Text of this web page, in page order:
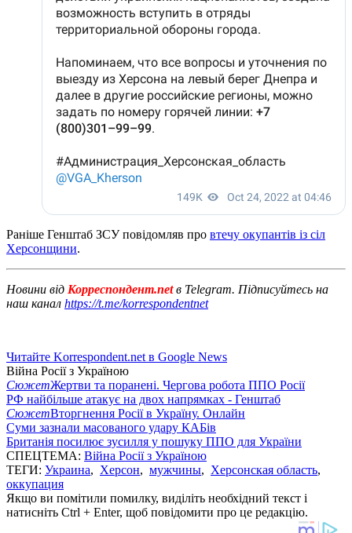
Раніше Генштаб ЗСУ повідомляв про втечу окупантів із сіл
Херсонщини.
Новини від Корреспондент.netв Telegram. Підписуйтесь на
наш канал https://t.me/korrespondentnet
Читайте Korrespondent.net в Google News
Війна Росії з Україною
СюжетЖертви та поранені. Чергова робота ППО Росії
РФ найбільше атакує на двох напрямках - Генштаб
СюжетВторгнення Росії в Україну. Онлайн
Суми зазнали масованого удару КАБів
Британія посилює зусилля у пошуку ППО для України
СПЕЦТЕМА: Війна Росії з Україною
ТЕГИ: Украина, Херсон, мужчины, Херсонская область,
оккупация
Якщо ви помітили помилку, виділіть необхідний текст і
натисніть Ctrl + Enter, щоб повідомити про це редакцію.